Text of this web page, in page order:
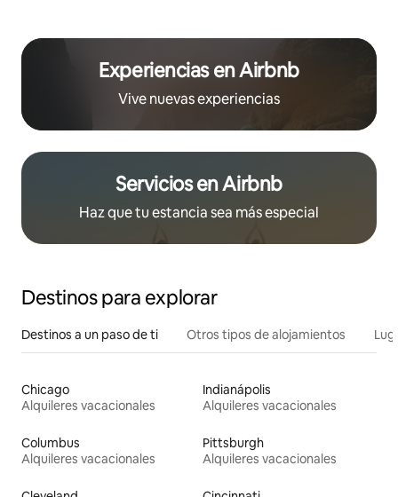
Experiencias en Airbnb
Vive nuevas experiencias
Servicios en Airbnb
Haz que tu estancia sea más especial
Destinos para explorar
Destinos a un paso de ti Otros tipos de alojamientos
Chicago
Alquileres vacacionales
Indianápolis
Alquileres vacacionales
Columbus
Alquileres vacacionales
Pittsburgh
Alquileres vacacionales